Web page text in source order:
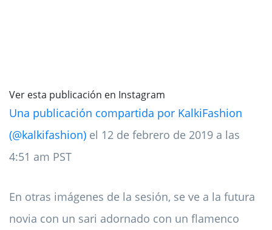
Ver esta publicación en Instagram
Una publicación compartida por KalkiFashion
(@kalkifashion) el 12 de febrero de 2019 a las
4:51 am PST
En otras imágenes de la sesión, se ve a la futura
novia con un sari adornado con un flamenco